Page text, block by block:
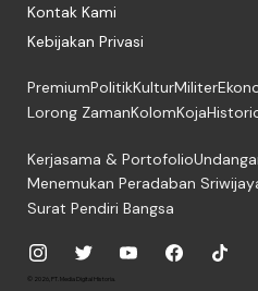
Kontak Kami
Kebijakan Privasi
PremiumPolitikKulturMiliter
Lorong ZamanKolomKoja
Kerjasama & Portofolio
Menemukan Peradaban
Surat Pendiri Bangsa
© 2026, PT. Media Digital Historia.